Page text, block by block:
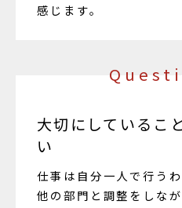
感じます。
大切にしているこ
い
仕事は自分一人で行う
他の部門と調整をしな